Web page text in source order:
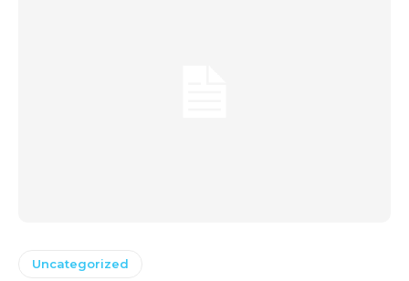
Uncategorized